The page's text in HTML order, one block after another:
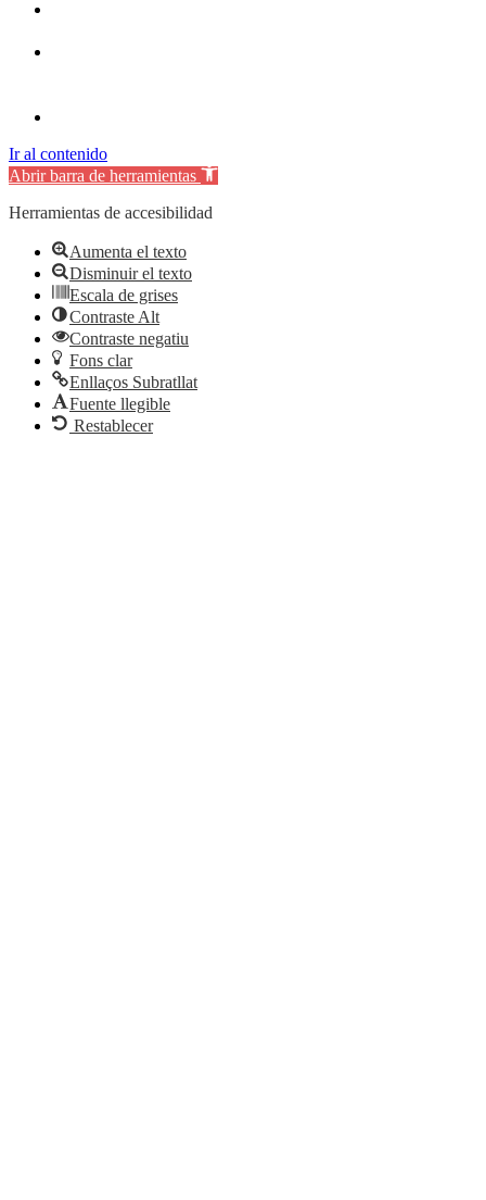
Ir al contenido
Abrir barra de herramientas
Herramientas de accesibilidad
Aumenta el texto
Disminuir el texto
Escala de grises
Contraste Alt
Contraste negatiu
Fons clar
Enllaços Subratllat
Fuente llegible
Restablecer